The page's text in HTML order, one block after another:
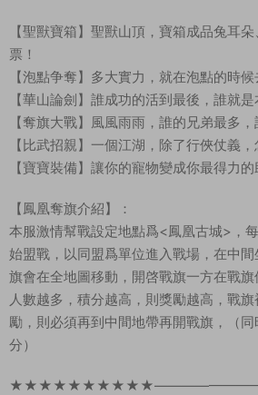
【聖獸寶箱】聖獸山頂，寶箱成品兔耳
票！
【泡點争奪】多大實力，就在泡點的時
【華山論劍】誰成功的活到最後，誰就是
【奪旗大戰】風風雨雨，誰的兄弟最多，
【比武招親】一個江湖，除了行俠仗義
【寶寶裝備】讓你的寵物變成你最得力的
【鳳凰奪旗介紹】：
本服激情幫戰設定地點爲<鳳凰古城>，
始盟戰，以同盟爲單位進入戰場，在中
旗會在全地圖移動，開啓戰旗一方在戰
人數越多，積分越高，則獎勵越高，戰
勵，則必須再到中間地帶再開戰旗，（
分）